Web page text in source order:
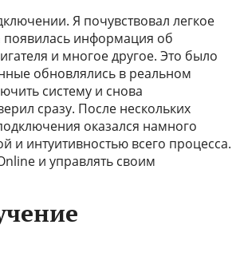
Я почувствовал легкое
появилась информация об
и многое другое. Это было
обновлялись в реальном
систему и снова
сразу. После нескольких
оказался намного
и интуитивностью всего процесса.
и управлять своим